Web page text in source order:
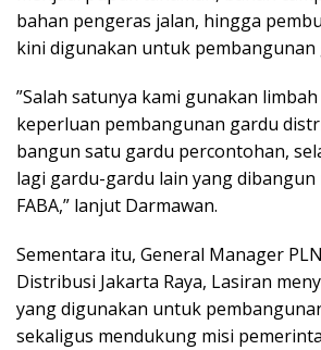
bahan pengeras jalan, hingga
kini digunakan untuk pembangunan
”Salah satunya kami gunakan
keperluan pembangunan gardu
bangun satu gardu percontohan,
lagi gardu-gardu lain yang
FABA,” lanjut Darmawan.
Sementara itu, General Manager
Distribusi Jakarta Raya, Lasiran
yang digunakan untuk
sekaligus mendukung misi